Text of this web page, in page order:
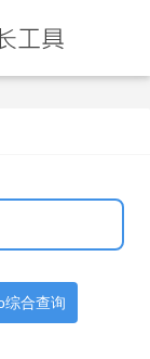
综合查询